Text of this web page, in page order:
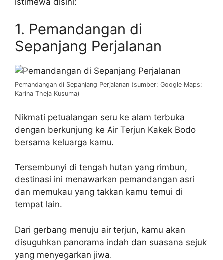
1. Pemandangan di
Sepanjang Perjalanan
Pemandangan di Sepanjang Perjalanan (sumber: Google Maps:
Karina Theja Kusuma)
Nikmati petualangan seru ke alam terbuka
dengan berkunjung ke Air Terjun Kakek Bodo
bersama keluarga kamu.
Tersembunyi di tengah hutan yang rimbun,
destinasi ini menawarkan pemandangan asri
dan memukau yang takkan kamu temui di
tempat lain.
Dari gerbang menuju air terjun, kamu akan
disuguhkan panorama indah dan suasana sejuk
yang menyegarkan jiwa.